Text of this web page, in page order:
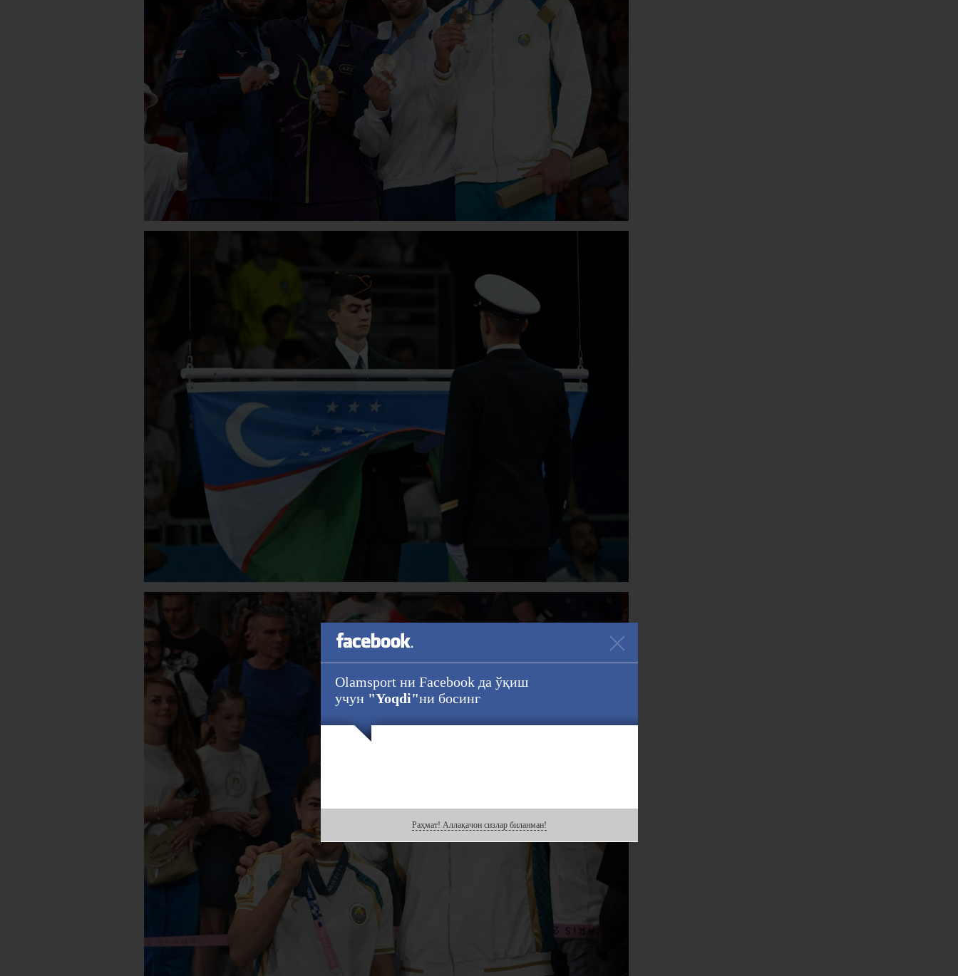
Olamsport ни Facebook да ўқиш
учун "Yoqdi"ни босинг
Раҳмат! Аллақачон сизлар биланман!